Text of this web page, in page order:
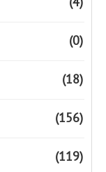
(0)
(18)
(156)
(119)